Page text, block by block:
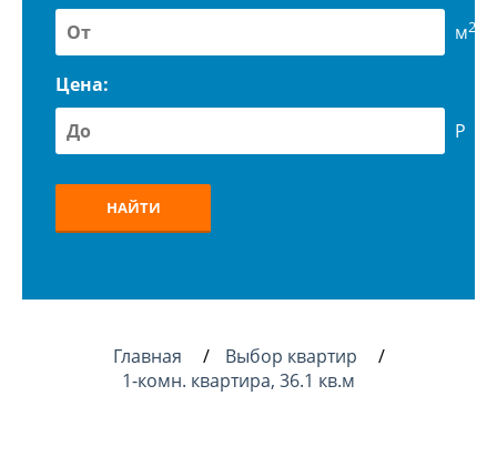
м2
Цена:
Р
НАЙТИ
Главная
Выбор квартир
1-комн. квартира, 36.1 кв.м